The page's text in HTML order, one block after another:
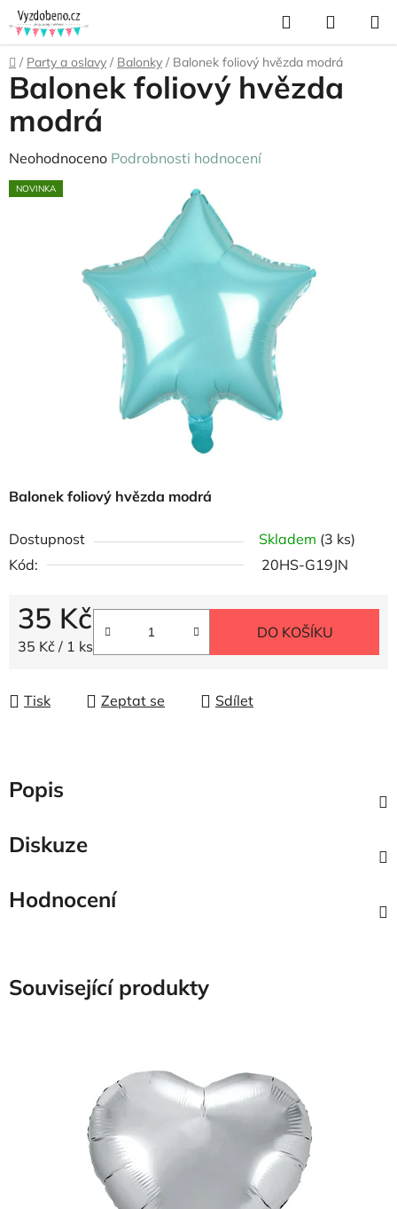
Přejít
na
obsah
Hledat
KOŠÍK
Domů
/ Party a oslavy / Balonky / Balonek foliový hvězda modrá
Balonek foliový hvězda modrá
Dostupnost Skladem (3 ks)
Kód:
20HS-G19JN
35 Kč
Měrná cena:
35 Kč / 1 ks
DO KOŠÍKU
Tisk Zeptat se Sdílet
Balonek foliový hvězda
modrá
Průměrné
hodnocení
Neohodnoceno Podrobnosti hodnocení
NOVINKA
Popis
Diskuze
Hodnocení
Související produkty